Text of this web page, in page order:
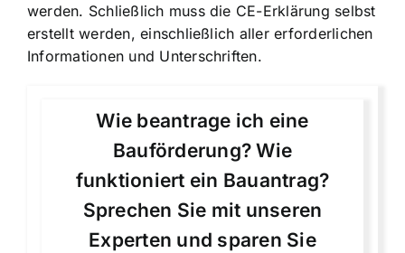
werden. Schließlich muss die CE-Erklärung selbst
erstellt werden, einschließlich aller erforderlichen
Informationen und Unterschriften.
Wie beantrage ich eine
Bauförderung? Wie
funktioniert ein Bauantrag?
Sprechen Sie mit unseren
Experten und sparen Sie